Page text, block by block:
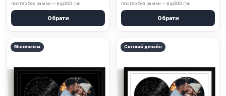
постер без рамки — від 840 грн
Обрати
постер без рамки — від 840 грн
Обрати
Мінімалізм Світлий дизайн